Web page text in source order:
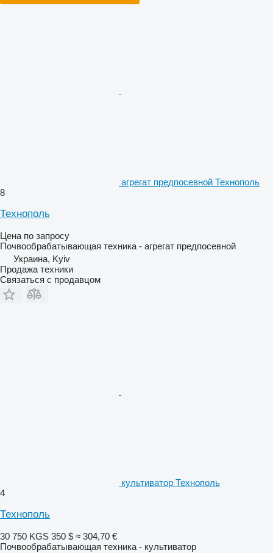
агрегат предпосевной Технополь
8
Технополь
Цена по запросу
Почвообрабатывающая техника - агрегат предпосевной
Украина, Kyiv
Продажа техники
Связаться с продавцом
культиватор Технополь
4
Технополь
30 750 KGS 350 $ ≈ 304,70 €
Почвообрабатывающая техника - культиватор